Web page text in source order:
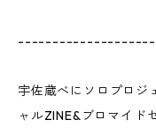
宇佐蔵べにソロプロジ
ャルZINE&ブロマイド